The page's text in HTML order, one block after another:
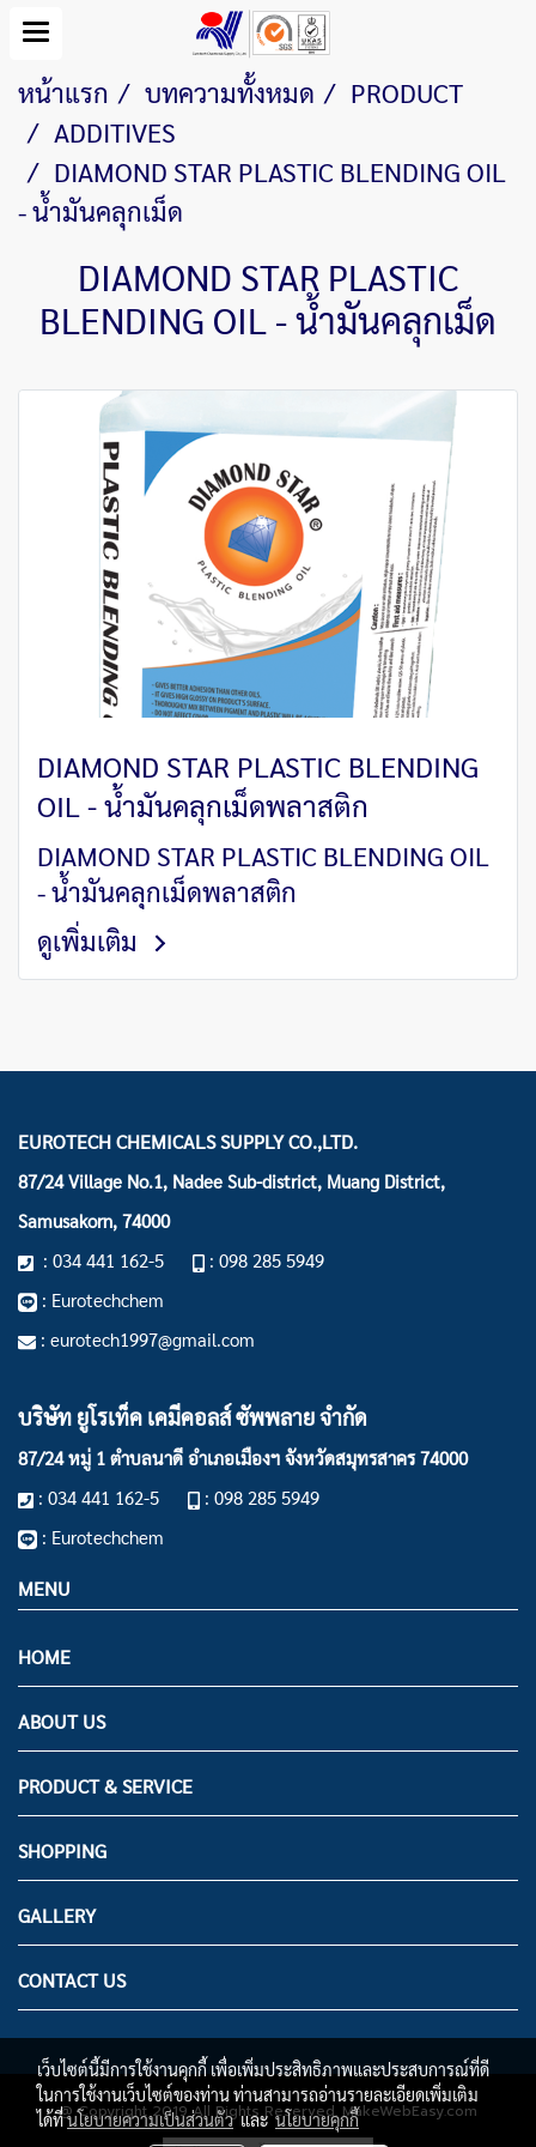
หน้าแรก บทความทั้งหมด
PRODUCT
ADDITIVES
DIAMOND STAR PLASTIC BLENDING OIL
- น้ำมันคลุกเม็ด
DIAMOND STAR PLASTIC
BLENDING OIL - น้ำมันคลุกเม็ด
DIAMOND STAR PLASTIC BLENDING
OIL - น้ำมันคลุกเม็ดพลาสติก
DIAMOND STAR PLASTIC BLENDING OIL
- น้ำมันคลุกเม็ดพลาสติก
ดูเพิ่มเติม
EUROTECH CHEMICALS SUPPLY CO.,LTD.
87/24 Village No.1, Nadee Sub-district, Muang District,
Samusakorn, 74000
: 034 441 162-5 : 098 285 5949
: Eurotechchem
: eurotech1997@gmail.com
บริษัท ยูโรเท็ค เคมีคอลส์ ซัพพลาย จำกัด
87/24 หมู่ 1 ตำบลนาดี อำเภอเมืองฯ จังหวัดสมุทรสาคร 74000
: 034 441 162-5 : 098 285 5949
: Eurotechchem
MENU
HOME
ABOUT US
PRODUCT & SERVICE
SHOPPING
GALLERY
CONTACT US
@ Copyright 2019 All Rights Reserved. MakeWebEasy.com
เว็บไซต์นี้มีการใช้งานคุกกี้ เพื่อเพิ่มประสิทธิภาพและประสบการณ์ที่ดี
ในการใช้งานเว็บไซต์ของท่าน ท่านสามารถอ่านรายละเอียดเพิ่มเติม
ได้ที่นโยบายความเป็นส่วนตัวและนโยบายคุกกี้